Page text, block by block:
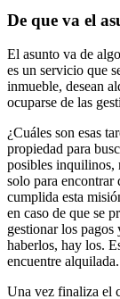
De que va el
El asunto va de
es un servicio que
inmueble, desean
ocuparse de las
¿Cuáles son esas
propiedad para
posibles inquilinos,
solo para encontrar
cumplida esta
en caso de que se
gestionar los
haberlos, hay los.
encuentre alquilada.
Una vez finaliza el